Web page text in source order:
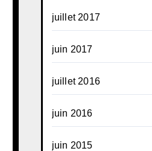
juillet 2017
juin 2017
juillet 2016
juin 2016
juin 2015